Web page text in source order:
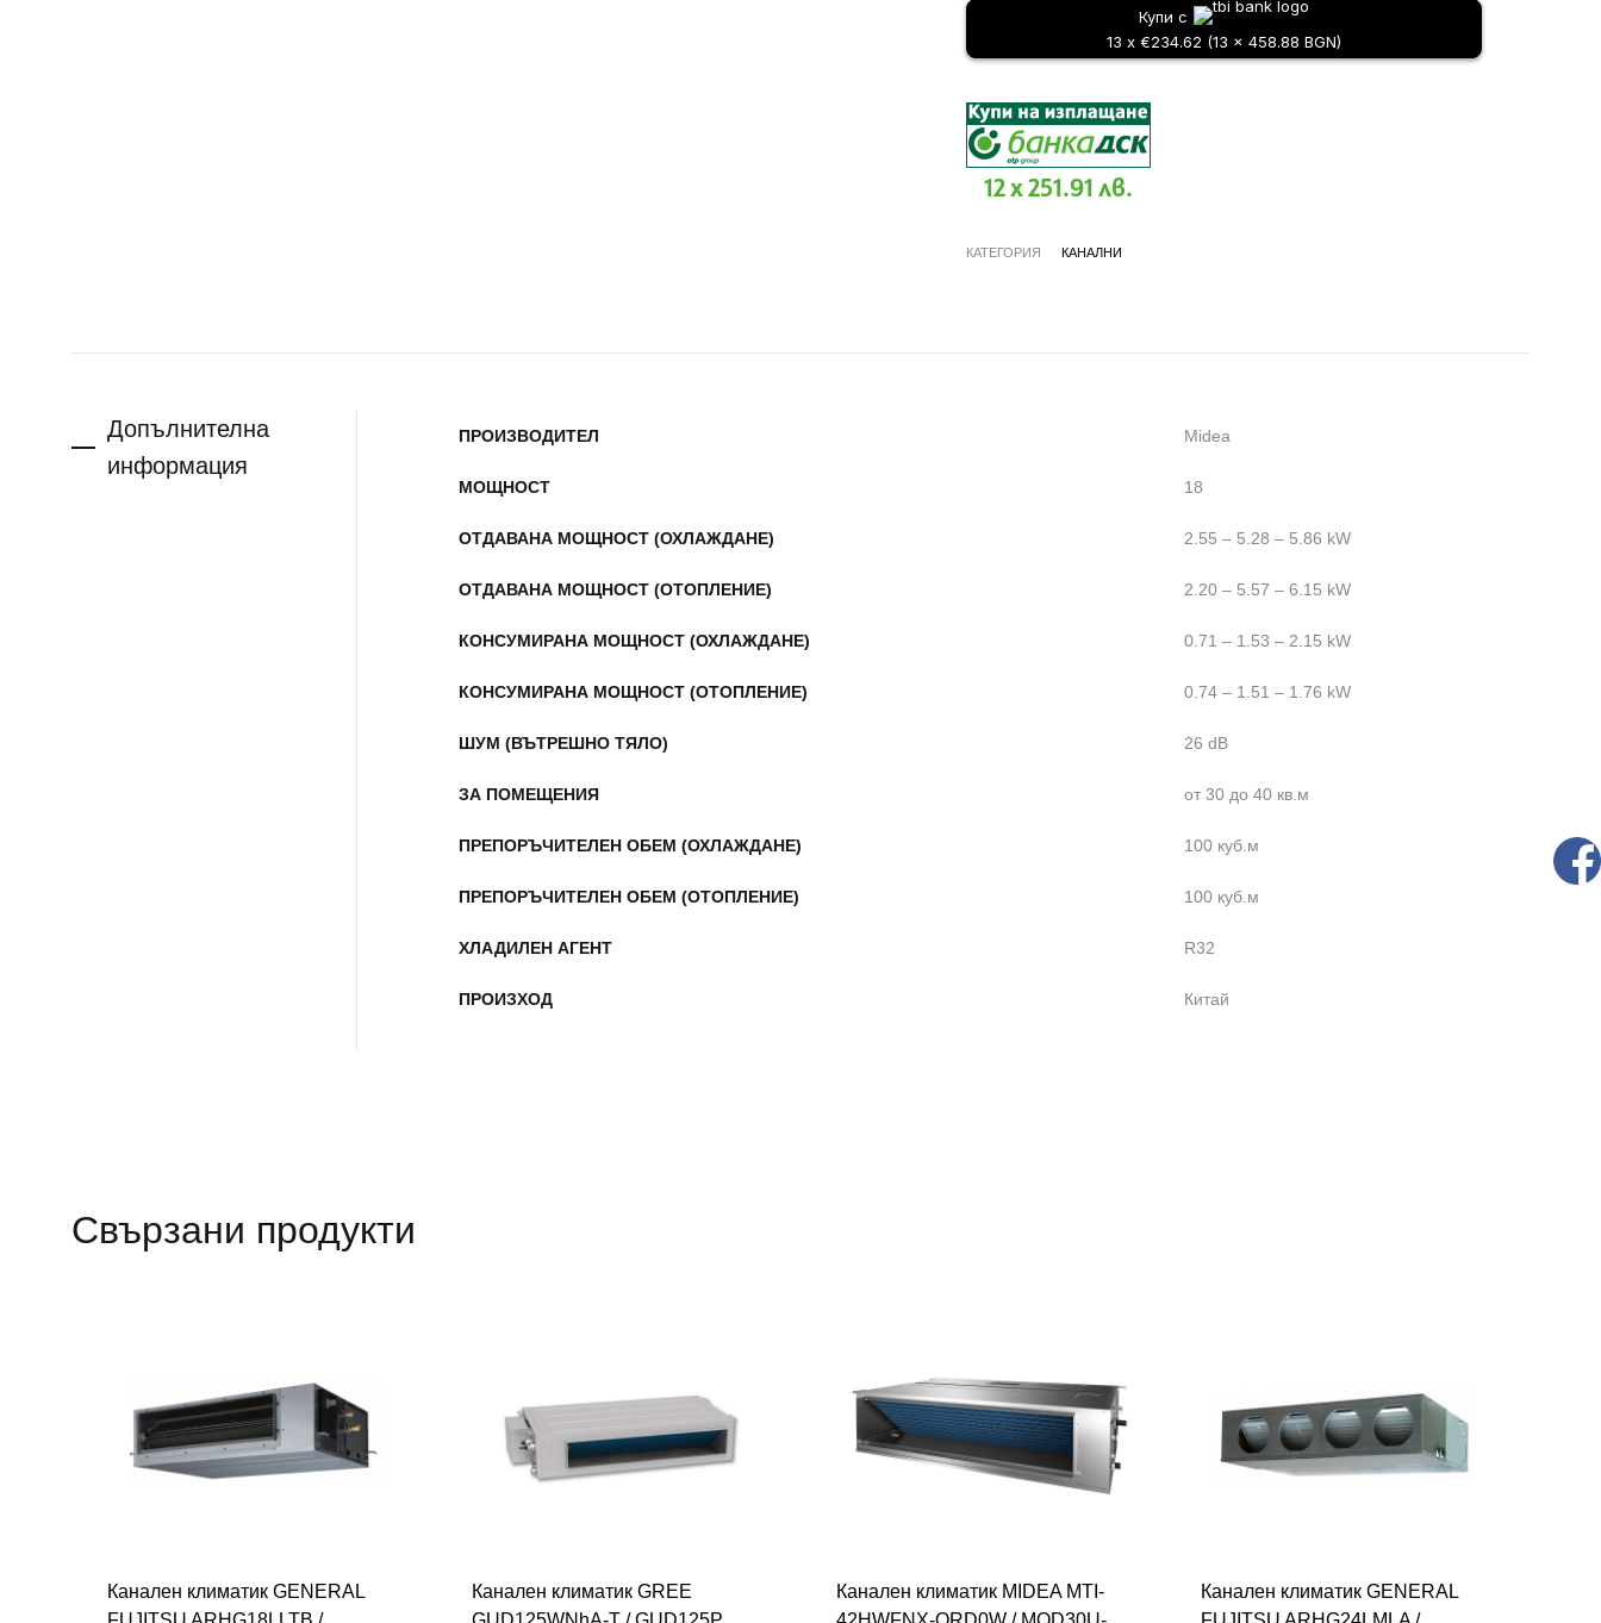
Купи с
13 x €234.62 (13 x 458.88 BGN)
12 x 251.91 лв.
КАТЕГОРИЯ КАНАЛНИ
Допълнителна
информация
ПРОИЗВОДИТЕЛ Midea
МОЩНОСТ 18
ОТДАВАНА МОЩНОСТ (ОХЛАЖДАНЕ) 2.55 – 5.28 – 5.86 kW
ОТДАВАНА МОЩНОСТ (ОТОПЛЕНИЕ) 2.20 – 5.57 – 6.15 kW
КОНСУМИРАНА МОЩНОСТ (ОХЛАЖДАНЕ) 0.71 – 1.53 – 2.15 kW
КОНСУМИРАНА МОЩНОСТ (ОТОПЛЕНИЕ) 0.74 – 1.51 – 1.76 kW
ШУМ (ВЪТРЕШНО ТЯЛО) 26 dB
ЗА ПОМЕЩЕНИЯ от 30 до 40 кв.м
ПРЕПОРЪЧИТЕЛЕН ОБЕМ (ОХЛАЖДАНЕ) 100 куб.м
ПРЕПОРЪЧИТЕЛЕН ОБЕМ (ОТОПЛЕНИЕ) 100 куб.м
ХЛАДИЛЕН АГЕНТ R32
ПРОИЗХОД Китай
Свързани продукти
Канален климатик GENERAL
Канален климатик GREE
Канален климатик MIDEA MTI-
Канален климатик GENERAL